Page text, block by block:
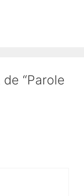
“Parole